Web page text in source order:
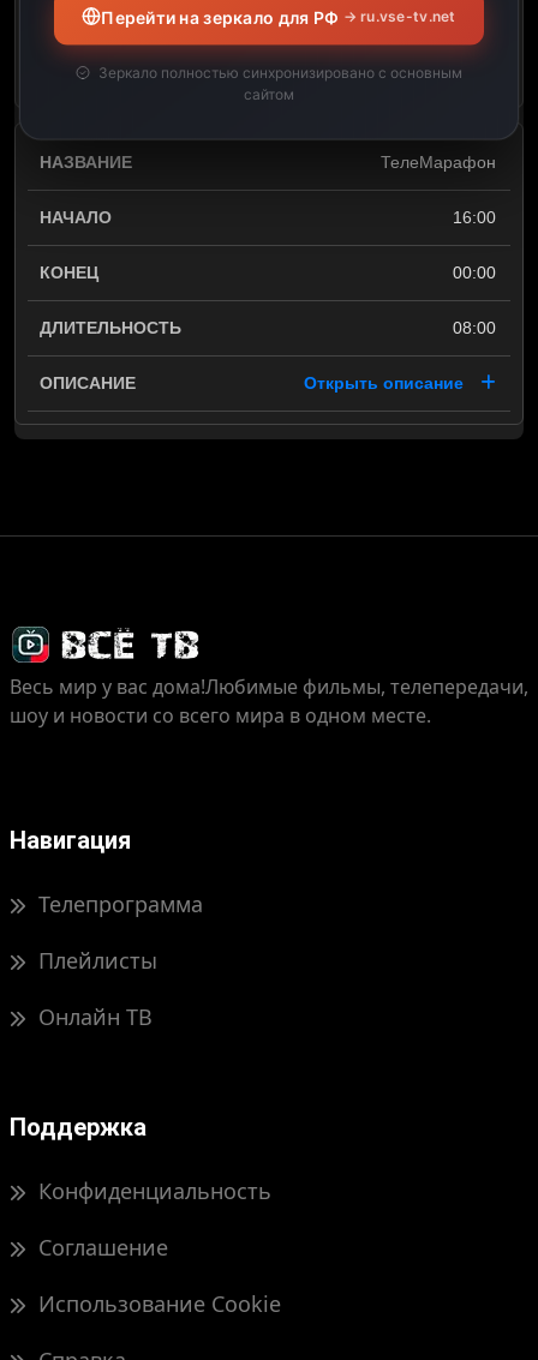
09:00
Открыть описание
ТелеМарафон
16:00
00:00
08:00
Открыть описание
Весь мир у вас дома!Любимые фильмы, телепередачи,
шоу и новости со всего мира в одном месте.
Навигация
Телепрограмма
Плейлисты
Онлайн ТВ
Поддержка
Конфиденциальность
Соглашение
Использование Cookie
Перейти на зеркало для РФ → ru.vse-tv.net
Зеркало полностью синхронизировано с основным
сайтом